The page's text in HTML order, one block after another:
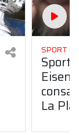
SPORT
Sport
La